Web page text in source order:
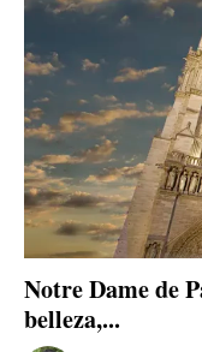
Notre Dame de
belleza,...